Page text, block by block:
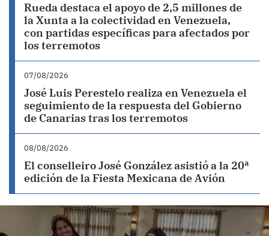
Rueda destaca el apoyo de 2,5 millones de
la Xunta a la colectividad en Venezuela,
con partidas específicas para afectados por
los terremotos
07/08/2026
José Luis Perestelo realiza en Venezuela el
seguimiento de la respuesta del Gobierno
de Canarias tras los terremotos
08/08/2026
El conselleiro José González asistió a la 20ª
edición de la Fiesta Mexicana de Avión